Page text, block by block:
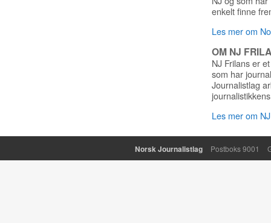
enkelt finne
Les mer om
OM NJ
NJ Frilans er
som har
Journalistlag
Les mer om
Norsk Journalistlag Postboks 9001